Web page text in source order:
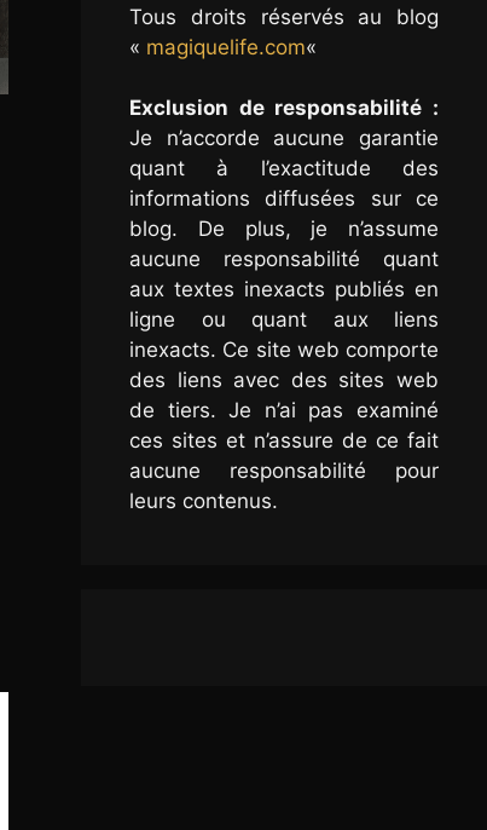
Tous droits réservés au blog
« magiquelife.com«
Exclusion de responsabilité :
Je n’accorde aucune garantie
quant à l’exactitude des
informations diffusées sur ce
blog. De plus, je n’assume
aucune responsabilité quant
aux textes inexacts publiés en
ligne ou quant aux liens
inexacts. Ce site web comporte
des liens avec des sites web
de tiers. Je n’ai pas examiné
ces sites et n’assure de ce fait
aucune responsabilité pour
leurs contenus.